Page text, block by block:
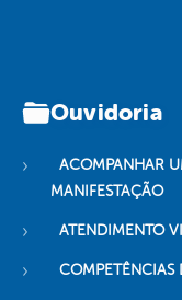
Ouvidoria
ACOMPANHAR
MANIFESTAÇÃO
ATENDIMENTO